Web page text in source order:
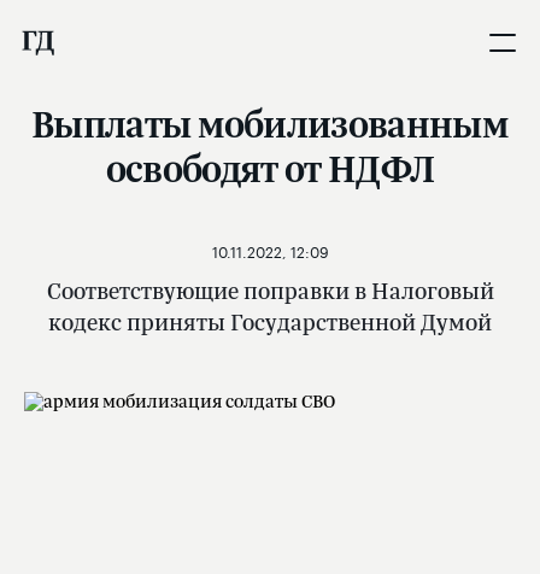
Выплаты мобилизованным
освободят от НДФЛ
Соответствующие поправки в Налоговый
кодекс приняты Государственной Думой
10.11.2022, 12:09